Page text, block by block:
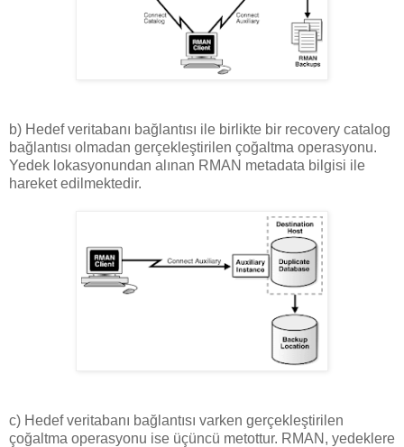
b) Hedef veritabanı bağlantısı ile birlikte bir recovery catalog
bağlantısı olmadan gerçekleştirilen çoğaltma operasyonu.
Yedek lokasyonundan alınan RMAN metadata bilgisi ile
hareket edilmektedir.
c) Hedef veritabanı bağlantısı varken gerçekleştirilen
çoğaltma operasyonu ise üçüncü metottur. RMAN, yedeklere